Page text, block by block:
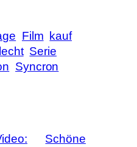
Film
kauf
Serie
Syncron
Schöne